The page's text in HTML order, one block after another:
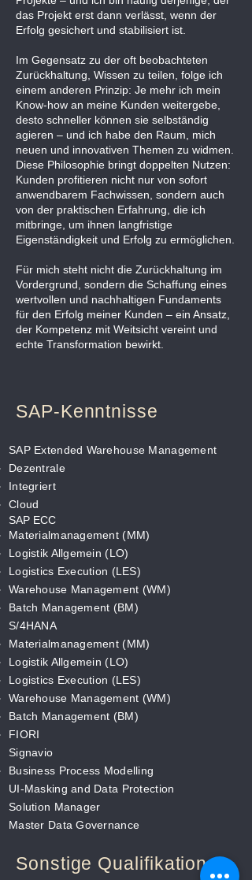
das Projekt erst dann verlässt, wenn der
Erfolg gesichert und stabilisiert ist.
Im Gegensatz zu der oft beobachteten
Zurückhaltung, Wissen zu teilen, folge ich
einem anderen Prinzip: Je mehr ich mein
Know-how an meine Kunden weitergebe,
desto schneller können sie selbständig
agieren – und ich habe den Raum, mich
neuen und innovativen Themen zu widmen.
Diese Philosophie bringt doppelten Nutzen:
Kunden profitieren nicht nur von sofort
anwendbarem Fachwissen, sondern auch
von der praktischen Erfahrung, die ich
mitbringe, um ihnen langfristige
Eigenständigkeit und Erfolg zu ermöglichen.
Für mich steht nicht die Zurückhaltung im
Vordergrund, sondern die Schaffung eines
wertvollen und nachhaltigen Fundaments
für den Erfolg meiner Kunden – ein Ansatz,
der Kompetenz mit Weitsicht vereint und
echte Transformation bewirkt.
SAP-Kenntnisse
SAP Extended Warehouse Management
Dezentrale
Integriert
Cloud
SAP ECC
Materialmanagement (MM)
Logistik Allgemein (LO)
Logistics Execution (LES)
Warehouse Management (WM)
Batch Management (BM)
S/4HANA
Materialmanagement (MM)
Logistik Allgemein (LO)
Logistics Execution (LES)
Warehouse Management (WM)
Batch Management (BM)
FIORI
Signavio
Business Process Modelling
UI-Masking and Data Protection
Solution Manager
Master Data Governance
Sonstige Qualifikationen